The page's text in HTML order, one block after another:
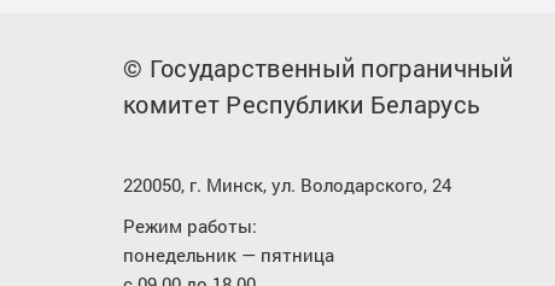
© Государственный пограничный
комитет Республики Беларусь
220050, г. Минск, ул. Володарского, 24
Режим работы:
понедельник — пятница